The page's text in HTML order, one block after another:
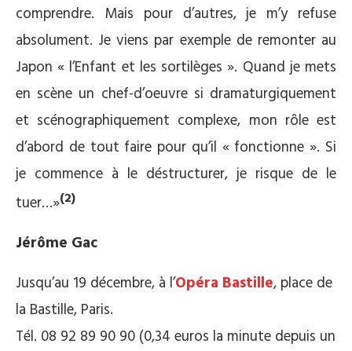
comprendre. Mais pour d’autres, je m’y refuse
absolument. Je viens par exemple de remonter au
Japon « l’Enfant et les sortilèges ». Quand je mets
en scène un chef-d’oeuvre si dramaturgiquement
et scénographiquement complexe, mon rôle est
d’abord de tout faire pour qu’il « fonctionne ». Si
je commence à le déstructurer, je risque de le
tuer…»(2)
Jérôme Gac
Jusqu’au 19 décembre, à l’Opéra Bastille, place de
la Bastille, Paris.
Tél. 08 92 89 90 90 (0,34 euros la minute depuis un